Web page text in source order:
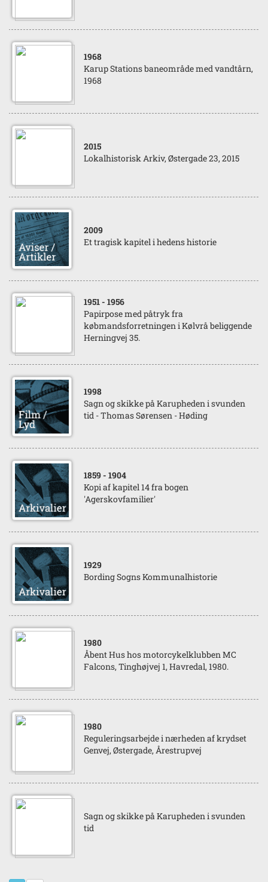
1968
Karup Stations baneområde med vandtårn,
1968
2015
Lokalhistorisk Arkiv, Østergade 23, 2015
2009
Et tragisk kapitel i hedens historie
1951 - 1956
Papirpose med påtryk fra
købmandsforretningen i Kølvrå beliggende
Herningvej 35.
1998
Sagn og skikke på Karupheden i svunden
tid - Thomas Sørensen - Høding
1859 - 1904
Kopi af kapitel 14 fra bogen
'Agerskovfamilier'
1929
Bording Sogns Kommunalhistorie
1980
Åbent Hus hos motorcykelklubben MC
Falcons, Tinghøjvej 1, Havredal, 1980.
1980
Reguleringsarbejde i nærheden af krydset
Genvej, Østergade, Årestrupvej
Sagn og skikke på Karupheden i svunden
tid